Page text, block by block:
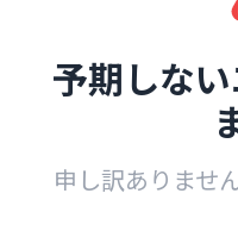
予期しな
申し訳ありませ